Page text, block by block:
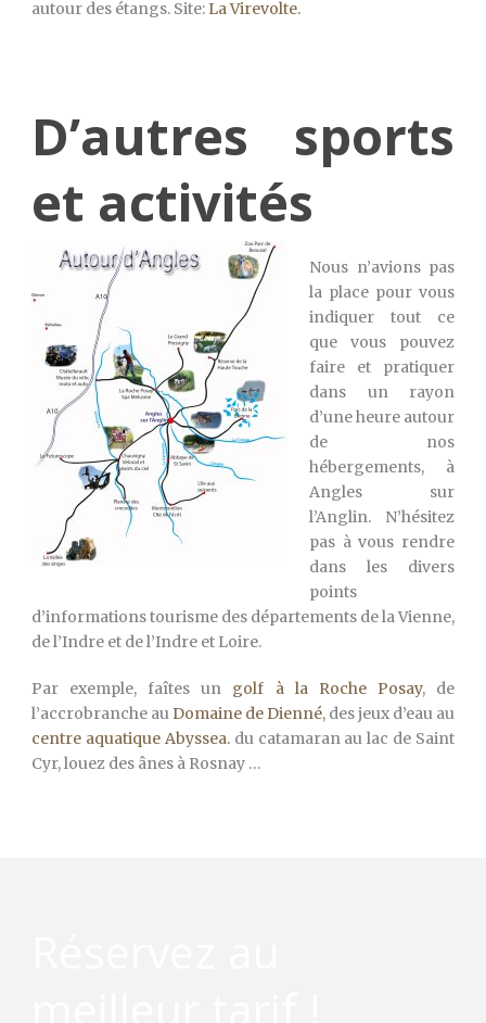
autour des étangs. Site: La Virevolte.
D’autres sports
et activités
Nous n’avions pas
la place pour vous
indiquer tout ce
que vous pouvez
faire et pratiquer
dans un rayon
d’une heure autour
de nos
hébergements, à
Angles sur
l’Anglin. N’hésitez
pas à vous rendre
dans les divers
points
d’informations tourisme des départements de la Vienne,
de l’Indre et de l’Indre et Loire.
Par exemple, faîtes un golf à la Roche Posay, de
l’accrobranche auDomaine de Dienné, des jeux d’eau au
centre aquatique Abyssea. du catamaran au lac de Saint
Cyr, louez des ânes à Rosnay …